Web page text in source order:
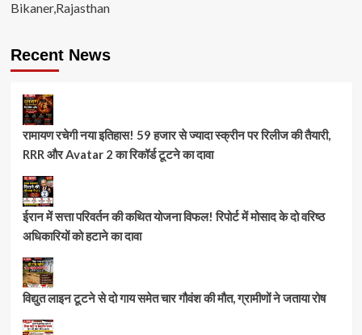
Bikaner,Rajasthan
Recent News
रामायण रचेगी नया इतिहास! 59 हजार से ज्यादा स्क्रीन पर रिलीज की तैयारी,
RRR और Avatar 2 का रिकॉर्ड टूटने का दावा
ईरान में सत्ता परिवर्तन की कथित योजना विफल! रिपोर्ट में मोसाद के दो वरिष्ठ
अधिकारियों को हटाने का दावा
विद्युत लाइन टूटने से दो गाय समेत चार गौवंश की मौत, ग्रामीणों ने जताया रोष